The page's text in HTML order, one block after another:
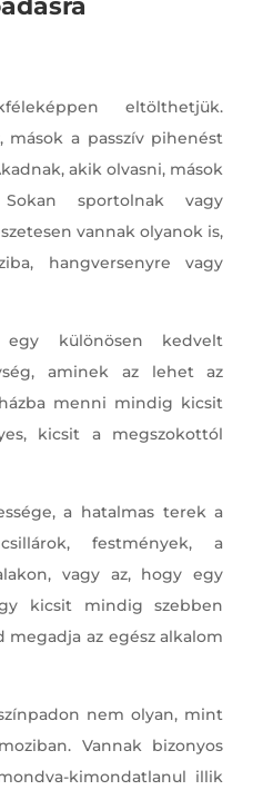
eltölthetjük.
mások a passzív pihenést
akik olvasni, mások
sportolnak vagy
vannak olyanok is,
hangversenyre vagy
különösen kedvelt
aminek az lehet az
menni mindig kicsit
kicsit a megszokottól
a hatalmas terek a
festmények, a
vagy az, hogy egy
kicsit mindig szebben
az egész alkalom
nem olyan, mint
Vannak bizonyos
kimondatlanul illik